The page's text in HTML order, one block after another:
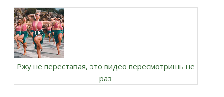
Ржу не переставая, это видео пересмотришь не
раз